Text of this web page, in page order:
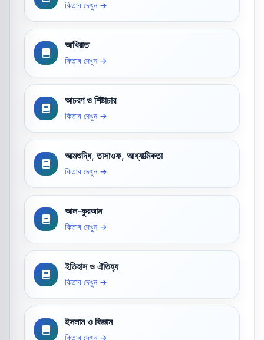
কিতাব দেখুন →
আখিরাত
কিতাব দেখুন →
আচরণ ও শিষ্টাচার
কিতাব দেখুন →
আত্মশুদ্ধি, তাসাওফ, আধ্যাত্মিকতা
কিতাব দেখুন →
আল-কুরআন
কিতাব দেখুন →
ইতিহাস ও ঐতিহ্য
কিতাব দেখুন →
ইসলাম ও বিজ্ঞান
কিতাব দেখুন →